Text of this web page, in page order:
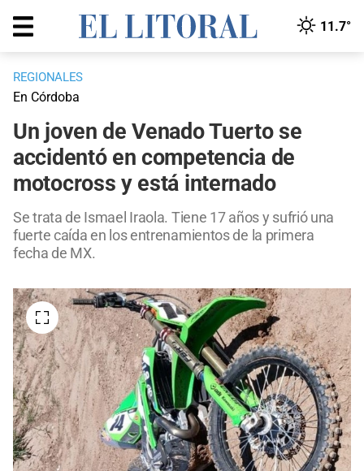
11.7°
REGIONALES
En Córdoba
Un joven de Venado Tuerto se
accidentó en competencia de
motocross y está internado
Se trata de Ismael Iraola. Tiene 17 años y sufrió una
fuerte caída en los entrenamientos de la primera
fecha de MX.